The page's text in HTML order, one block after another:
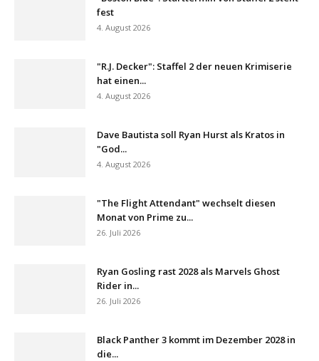
fest
4. August 2026
"R.J. Decker": Staffel 2 der neuen Krimiserie
hat einen...
4. August 2026
Dave Bautista soll Ryan Hurst als Kratos in
"God...
4. August 2026
"The Flight Attendant" wechselt diesen
Monat von Prime zu...
26. Juli 2026
Ryan Gosling rast 2028 als Marvels Ghost
Rider in...
26. Juli 2026
Black Panther 3 kommt im Dezember 2028 in
die...